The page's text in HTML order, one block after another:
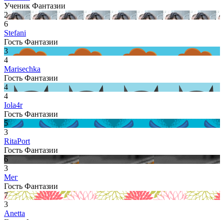
Ученик Фантазии
2
6
Stefani
Гость Фантазии
3
4
Marisechka
Гость Фантазии
4
4
Iola4r
Гость Фантазии
5
3
RitaPort
Гость Фантазии
6
3
Мег
Гость Фантазии
7
3
Anetta